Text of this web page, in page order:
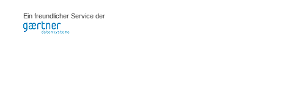
Ein freundlicher Service der